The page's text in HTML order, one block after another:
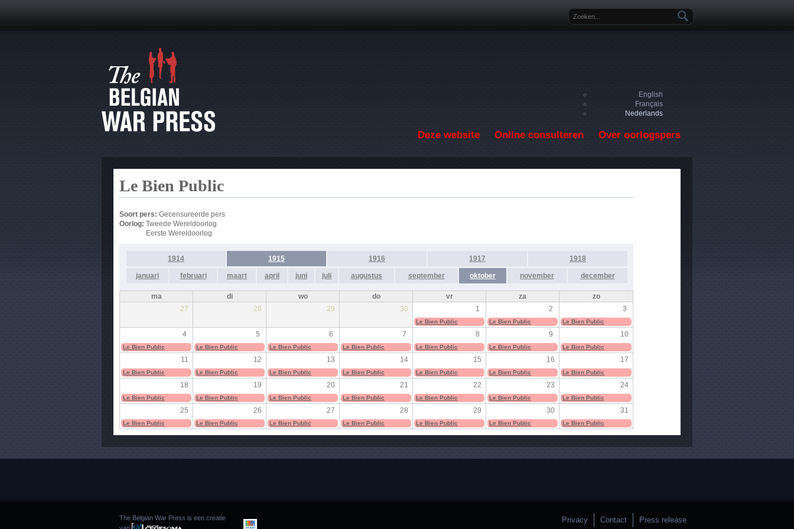
Zoekveld
English
Français
Nederlands
Deze website Online consulteren Over oorlogspers
Le Bien Public
Soort pers: Gecensureerde pers
Oorlog: Tweede Wereldoorlog
Eerste Wereldoorlog
1914 1915 1916 1917 1918
januari februari maart april juni juli augustus september oktober november december
ma di wo do vr za
zo
27
28 29 30 1 2 3
Le Bien Public Le Bien Public Le Bien Public
4 5 6 7 8 9 10
Le Bien Public Le Bien Public Le Bien Public Le Bien Public Le Bien Public Le Bien Public Le Bien Public
11 12 13 14 15 16 17
Le Bien Public Le Bien Public Le Bien Public Le Bien Public Le Bien Public Le Bien Public Le Bien Public
18 19 20 21 22 23 24
Le Bien Public Le Bien Public Le Bien Public Le Bien Public Le Bien Public Le Bien Public Le Bien Public
25 26 27 28 29 30 31
Le Bien Public Le Bien Public Le Bien Public Le Bien Public Le Bien Public Le Bien Public Le Bien Public
The Belgian War Press is een creatie
Privacy Contact Press release